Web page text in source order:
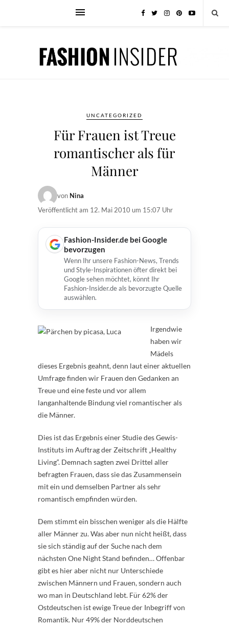
UNCATEGORIZED
Für Frauen ist Treue
romantischer als für
Männer
von Nina
Veröffentlicht am 12. Mai 2010 um 15:07 Uhr
Fashion-Insider.de bei Google
bevorzugen
Wenn Ihr unsere Fashion-News, Trends
und Style-Inspirationen öfter direkt bei
Google sehen möchtet, könnt Ihr
Fashion-Insider.de als bevorzugte Quelle
auswählen.
Irgendwie
haben wir
Mädels
dieses Ergebnis geahnt, denn laut einer aktuellen
Umfrage finden wir Frauen den Gedanken an
Treue und eine feste und vor allem
langanhaltende Bindung viel romantischer als
die Männer.
Dies ist das Ergebnis einer Studie des Gewis-
Instituts im Auftrag der Zeitschrift „Healthy
Living“. Demnach sagten zwei Drittel aller
befragten Frauen, dass sie das Zusammensein
mit ein und demselben Partner als sehr
romantisch empfinden würden.
Dem stimmt ein bisschen weniger als die Hälfte
aller Männer zu. Was aber nun nicht heißt, dass
sie sich ständig auf der Suche nach dem
nächsten One Night Stand befinden… Offenbar
gibt es hier aber nicht nur Unterschiede
zwischen Männern und Frauen, sondern auch
wo man in Deutschland lebt. Für 62% der
Ostdeutschen ist ewige Treue der Inbegriff von
Romantik. Nur 49% der Norddeutschen